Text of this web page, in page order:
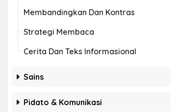
Membandingkan Dan Kontras
Strategi Membaca
Cerita Dan Teks Informasional
Sains
Pidato & Komunikasi